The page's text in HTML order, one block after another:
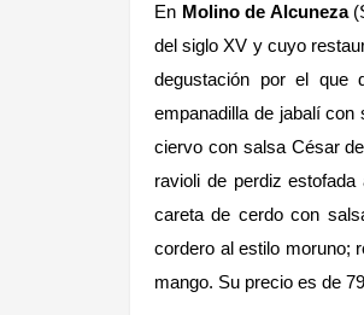
En Molino de Alcuneza
del siglo XV y cuyo
degustación por el que
empanadilla de jabalí
ciervo con salsa César
ravioli de perdiz
careta de cerdo con
cordero al estilo moruno;
mango. Su precio es de